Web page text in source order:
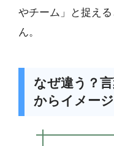
やチーム」と捉え
ん。
なぜ違う？
からイメー